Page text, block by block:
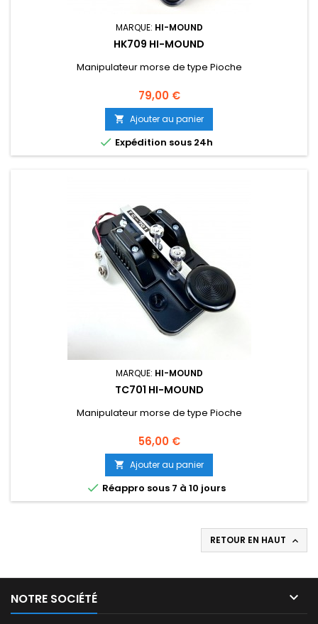
MARQUE: HI-MOUND
HK709 HI-MOUND
Manipulateur morse de type Pioche
Prix
79,00 €
 Ajouter au panier
 Expédition sous 24h
MARQUE: HI-MOUND
TC701 HI-MOUND
Manipulateur morse de type Pioche
Prix
56,00 €
 Ajouter au panier
 Réappro sous 7 à 10 jours
RETOUR EN HAUT 
NOTRE SOCIÉTÉ 